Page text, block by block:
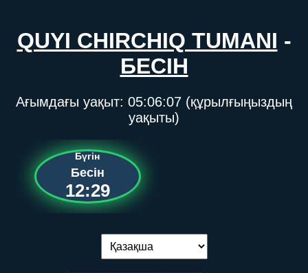
QUYI CHIRCHIQ TUMANI -
БЕСІН
Ағымдағы уақыт: 05:06:08 (құрылғыңыздың
уақыты)
Бүгін
Бесін
12:29
Тілді ауыстыру: